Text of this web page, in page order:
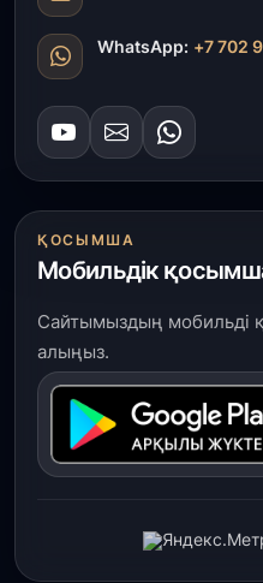
WhatsApp: +7 702
ҚОСЫМША
Мобильдік
Сайтымыздың мобильді
алыңыз.